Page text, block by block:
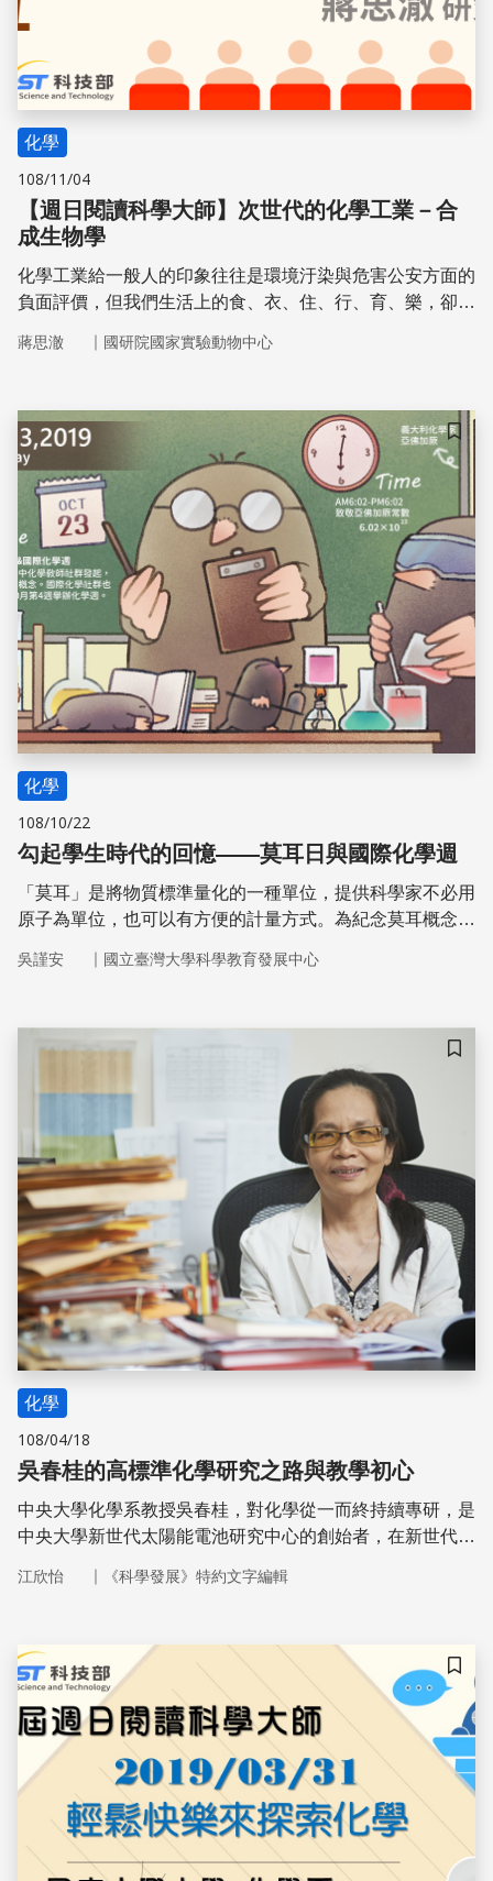
化學
108/11/04
【週日閱讀科學大師】次世代的化學工業－合
成生物學
化學工業給一般人的印象往往是環境汙染與危害公安方面的
負面評價，但我們生活上的食、衣、住、行、育、樂，卻高
共同的願景。
蔣思澈 ｜ 國研院國家實驗動物中心
儲存
化學
108/10/22
勾起學生時代的回憶——莫耳日與國際化學週
「莫耳」是將物質標準量化的一種單位，提供科學家不必用
原子為單位，也可以有方便的計量方式。為紀念莫耳概念的
教師社群發起將每年10月23日定為非官方的節日——「莫
學生了解這個抽象但基礎的計量概念及其對現代化學的重要
性。
吳謹安 ｜ 國立臺灣大學科學教育發展中心
儲存
化學
108/04/18
吳春桂的高標準化學研究之路與教學初心
中央大學化學系教授吳春桂，對化學從一而終持續專研，是
中央大學新世代太陽能電池研究中心的創始者，在新世代太
我要求，也立志將研究商品化貢獻社會。本來要成為小學教
達自己對人生抱持正面態度就能造就正面人生的理念。
江欣怡 ｜ 《科學發展》特約文字編輯
儲存